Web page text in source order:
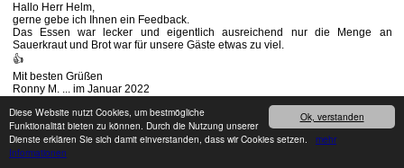
Ok, verstanden
Diese Website nutzt Cookies, um bestmögliche
Funktionalität bieten zu können. Durch die Nutzung unserer
Dienste erklären Sie sich damit einverstanden, dass wir Cookies setzen. mehr
Informationen
Hallo Herr Helm,
gerne gebe ich Ihnen ein Feedback.
Das Essen war lecker und eigentlich ausreichend nur die Menge an
Sauerkraut und Brot war für unsere Gäste etwas zu viel.
👍
Mit besten Grüßen
Ronny M. ... im Januar 2022
____________________________________________________